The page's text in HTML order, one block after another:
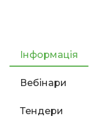
Інформація
Вебінари
Тендери